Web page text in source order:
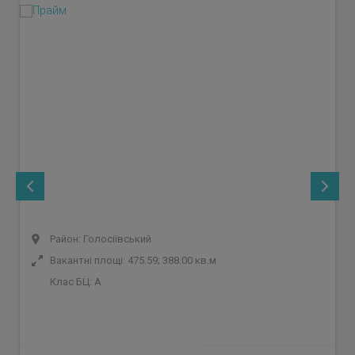
Район: Голосіївський
Вакантні площі: 475.59; 388.00 кв.м
Клас БЦ: A